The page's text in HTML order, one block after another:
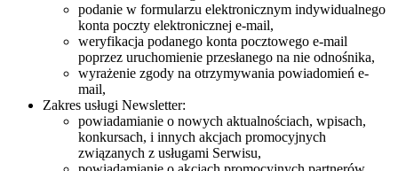
podanie w formularzu elektronicznym indywidualnego
konta poczty elektronicznej e-mail,
weryfikacja podanego konta pocztowego e-mail
poprzez uruchomienie przesłanego na nie odnośnika,
wyrażenie zgody na otrzymywania powiadomień e-
mail,
Zakres usługi Newsletter:
powiadamianie o nowych aktualnościach, wpisach,
konkursach, i innych akcjach promocyjnych
związanych z usługami Serwisu,